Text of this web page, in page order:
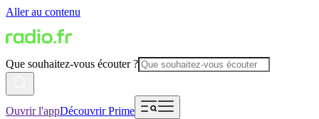
Aller au contenu
Que souhaitez-vous écouter ?
Ouvrir l'appDécouvrir Prime